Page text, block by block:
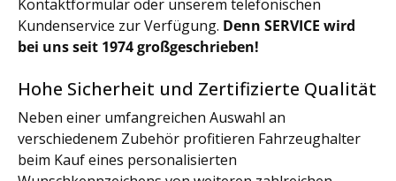
Kontaktformular oder unserem telefonischen
Kundenservice zur Verfügung. Denn SERVICE wird
bei uns seit 1974 großgeschrieben!
Hohe Sicherheit und Zertifizierte Qualität
Neben einer umfangreichen Auswahl an
verschiedenem Zubehör profitieren Fahrzeughalter
beim Kauf eines personalisierten